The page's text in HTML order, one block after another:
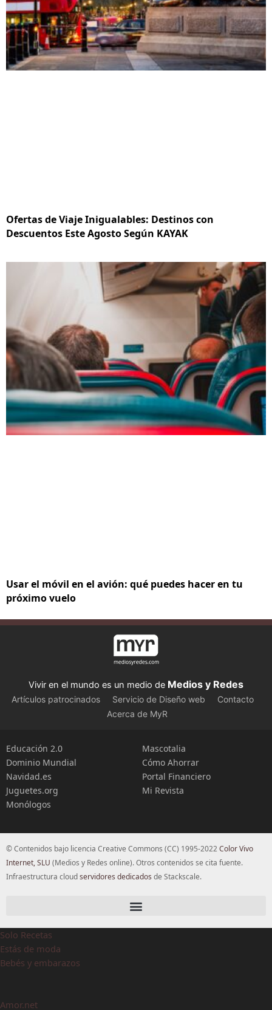
Ofertas de Viaje Inigualables: Destinos con
Descuentos Este Agosto Según KAYAK
Usar el móvil en el avión: qué puedes hacer en tu
próximo vuelo
Vivir en el mundo es un medio de Medios y Redes
Artículos patrocinados Servicio de Diseño web
Contacto
Acerca de MyR
Educación 2.0
Dominio Mundial
Navidad.es
Juguetes.org
Monólogos
Mascotalia
Cómo Ahorrar
Portal Financiero
Mi Revista
© Contenidos bajo licencia Creative Commons (CC) 1995-2022Color Vivo
Internet, SLU (Medios y Redes online). Otros contenidos se cita fuente.
Infraestructura cloudservidores dedicados de Stackscale.
Solo Recetas
Estás de moda
Bebés y embarazos
Amor.net